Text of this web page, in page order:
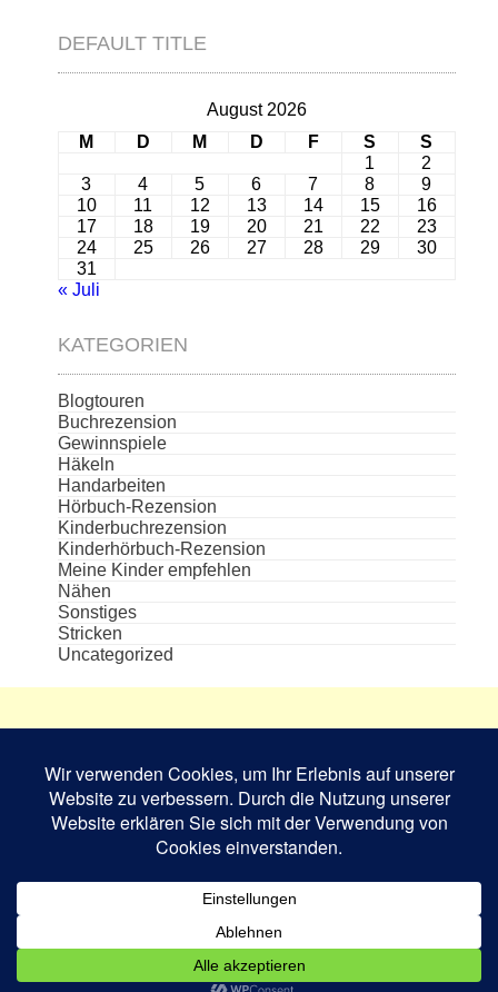
DEFAULT TITLE
August 2026
M
D M D F S
S
1
2
3
4 5 6 7 8
9
10
11 12 13 14 15
16
17
18 19 20 21 22
23
24
25 26 27 28 29
30
31
« Juli
KATEGORIEN
Blogtouren
Buchrezension
Gewinnspiele
Häkeln
Handarbeiten
Hörbuch-Rezension
Kinderbuchrezension
Kinderhörbuch-Rezension
Meine Kinder empfehlen
Nähen
Sonstiges
Stricken
Uncategorized
sind das Eigentum des jeweiligen Verlages bzw.
Schriftstellers und dienen nur zur
Veranschaulichung.
Book Rev Litepowered byWordPress